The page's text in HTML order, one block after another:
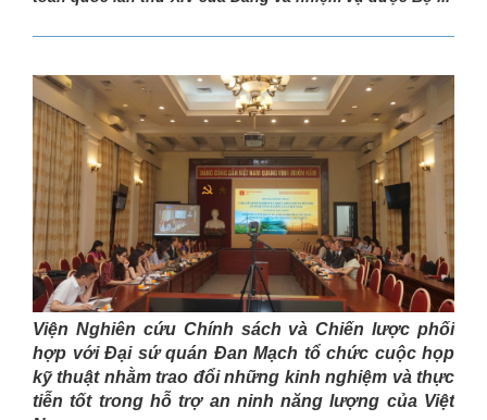
Viện Nghiên cứu Chính sách và Chiến lược phối
hợp với Đại sứ quán Đan Mạch tổ chức cuộc họp
kỹ thuật nhằm trao đổi những kinh nghiệm và thực
tiễn tốt trong hỗ trợ an ninh năng lượng của Việt